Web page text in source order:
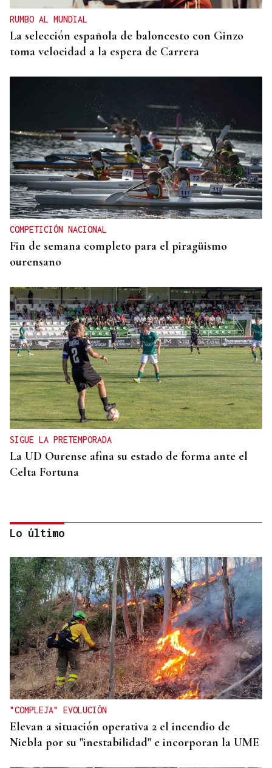
RUMBO AL MUNDIAL
La selección española de baloncesto con Ginzo
toma velocidad a la espera de Carrera
COMPETICIÓN NACIONAL
Fin de semana completo para el piragüismo
ourensano
SIGUE LA PRETEMPORADA
La UD Ourense afina su estado de forma ante el
Celta Fortuna
GANADORAS
Título de dobles para las hermanas Jorge en el
Cidade de Ourense sin necesidad de final
Lo último
"COMPLEJA" EVOLUCIÓN
Elevan a situación operativa 2 el incendio de
Niebla por su "inestabilidad" e incorporan la UME